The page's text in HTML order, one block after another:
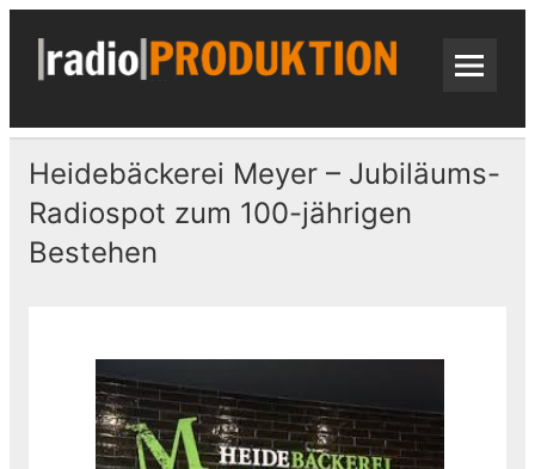
Skip
content
Heidebäckerei Meyer – Jubiläums-
Radiospot zum 100-jährigen
Bestehen